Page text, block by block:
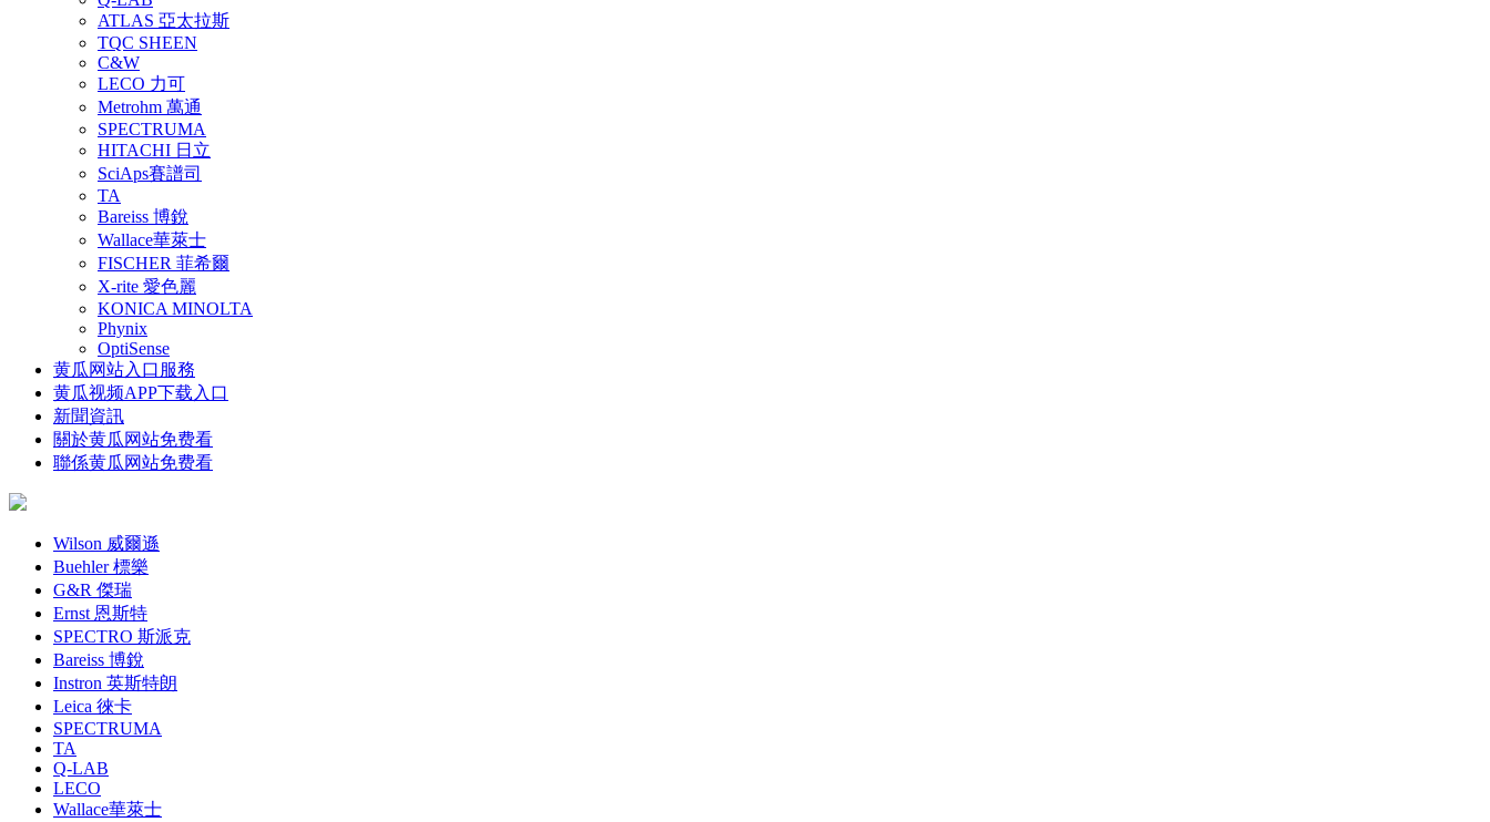
ATLAS 亞太拉斯
TQC SHEEN
C&W
LECO 力可
Metrohm 萬通
SPECTRUMA
HITACHI 日立
SciAps賽譜司
TA
Bareiss 博銳
Wallace華萊士
FISCHER 菲希爾
X-rite 愛色麗
KONICA MINOLTA
Phynix
OptiSense
黄瓜网站入口服務
黄瓜视频APP下载入口
新聞資訊
關於黄瓜网站免费看
聯係黄瓜网站免费看
Wilson 威爾遜
Buehler 標樂
G&R 傑瑞
Ernst 恩斯特
SPECTRO 斯派克
Bareiss 博銳
Instron 英斯特朗
Leica 徠卡
SPECTRUMA
TA
Q-LAB
LECO
Wallace華萊士